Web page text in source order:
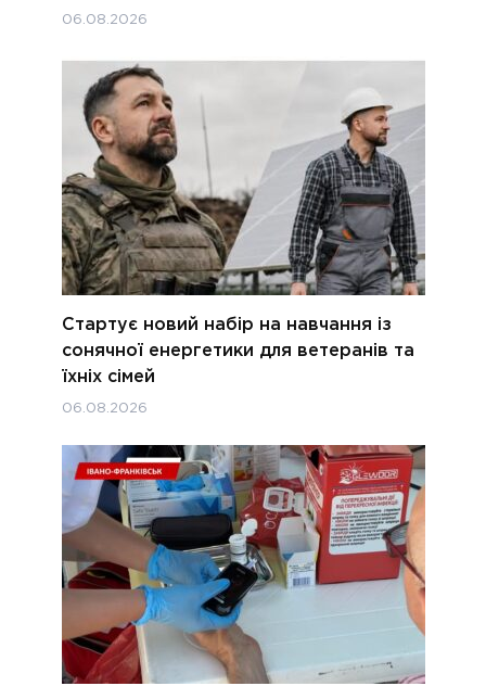
06.08.2026
Стартує новий набір на навчання із
сонячної енергетики для ветеранів та
їхніх сімей
06.08.2026